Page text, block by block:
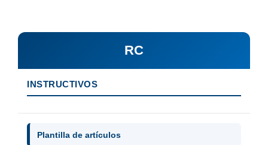
RC
INSTRUCTIVOS
Plantilla de artículos